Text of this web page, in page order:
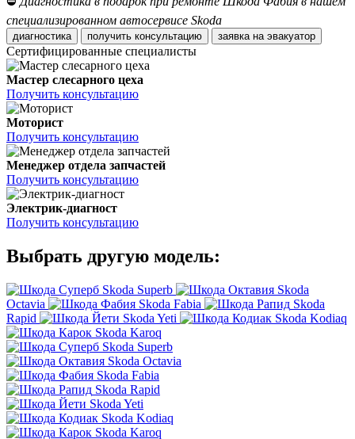
специализированном автосервисе Skoda
диагностика получить консультацию заявка на эвакуатор
Сертифицированные специалисты
Мастер слесарного цеха
Получить консультацию
Моторист
Получить консультацию
Менеджер отдела запчастей
Получить консультацию
Электрик-диагност
Получить консультацию
Выбрать другую модель:
Skoda Superb
Skoda
Octavia
Skoda Fabia
Skoda
Rapid
Skoda Yeti
Skoda Kodiaq
Skoda Karoq
Skoda Superb
Skoda Octavia
Skoda Fabia
Skoda Rapid
Skoda Yeti
Skoda Kodiaq
Skoda Karoq